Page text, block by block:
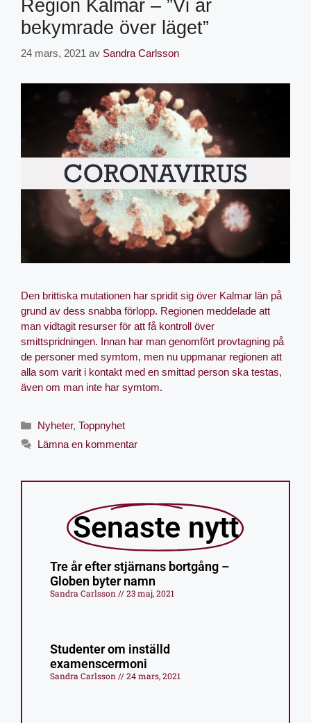
Region Kalmar – ”Vi är
bekymrade över läget”
24 mars, 2021 av Sandra Carlsson
Den brittiska mutationen har spridit sig över Kalmar län på
grund av dess snabba förlopp. Regionen meddelade att
man vidtagit resurser för att få kontroll över
smittspridningen. Innan har man genomfört provtagning på
de personer med symtom, men nu uppmanar regionen att
alla som varit i kontakt med en smittad person ska testas,
även om man inte har symtom.
Nyheter, Toppnyhet
Lämna en kommentar
Senaste nytt
Tre år efter stjärnans bortgång –
Globen byter namn
Sandra Carlsson 23 maj, 2021
Studenter om inställd
examenscermoni
Sandra Carlsson 24 mars, 2021